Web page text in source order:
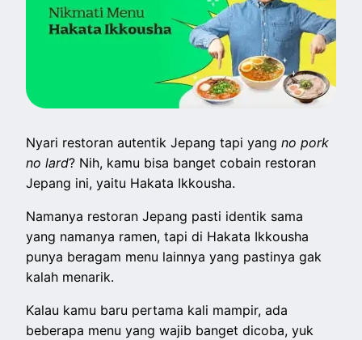
Nyari restoran autentik Jepang tapi yangno pork
no lard? Nih, kamu bisa banget cobain restoran
Jepang ini, yaitu Hakata Ikkousha.
Namanya restoran Jepang pasti identik sama
yang namanya ramen, tapi di Hakata Ikkousha
punya beragam menu lainnya yang pastinya gak
kalah menarik.
Kalau kamu baru pertama kali mampir, ada
beberapa menu yang wajib banget dicoba, yuk